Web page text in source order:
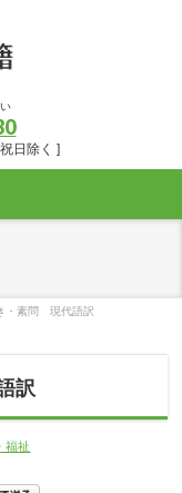
日除く ]
・素問 現代語訳
訳
福祉